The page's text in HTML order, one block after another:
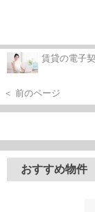
賃貸の電子
＜ 前のページ
おすすめ物件